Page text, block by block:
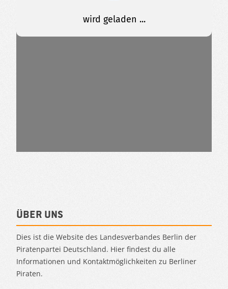
Über uns
Dies ist die Website des Landesverbandes Berlin der
Piratenpartei Deutschland. Hier findest du alle
Informationen und Kontaktmöglichkeiten zu Berliner
Piraten.